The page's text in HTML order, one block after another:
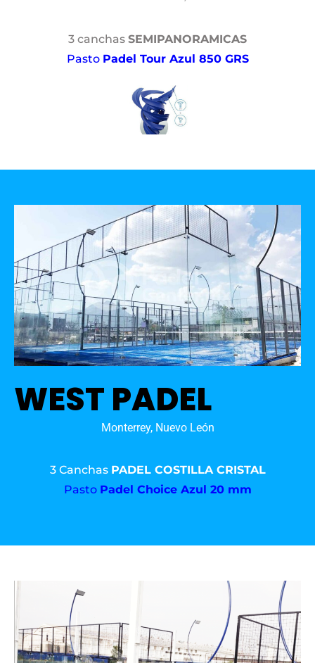
3 canchas SEMIPANORAMICAS
Pasto Padel Tour Azul 850 GRS
WEST PADEL
Monterrey, Nuevo León
3 Canchas PADEL COSTILLA CRISTAL
Pasto Padel Choice Azul 20 mm